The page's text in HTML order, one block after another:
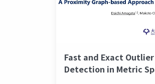
Fast and Exact Outlier
Detection in Metric